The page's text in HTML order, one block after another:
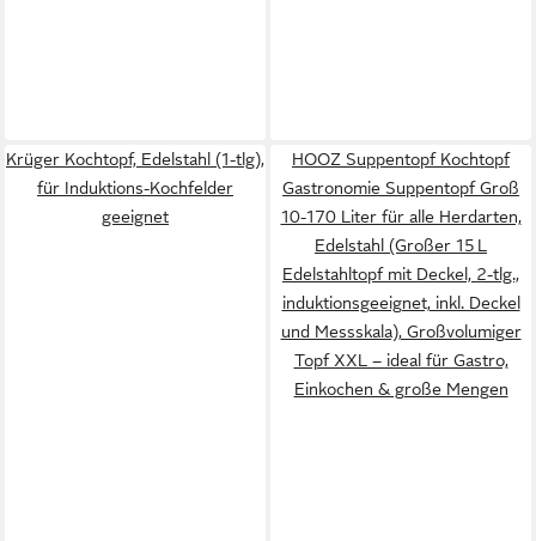
Krüger Kochtopf, Edelstahl (1-tlg),
für Induktions-Kochfelder
geeignet
HOOZ Suppentopf Kochtopf
Gastronomie Suppentopf Groß
10-170 Liter für alle Herdarten,
Edelstahl (Großer 15 L
Edelstahltopf mit Deckel, 2-tlg.,
induktionsgeeignet, inkl. Deckel
und Messskala), Großvolumiger
Topf XXL – ideal für Gastro,
Einkochen & große Mengen